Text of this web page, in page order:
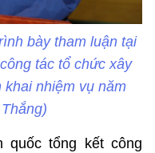
bày tham luận tại
tác tổ chức xây
nhiệm vụ năm
quốc tổng kết công